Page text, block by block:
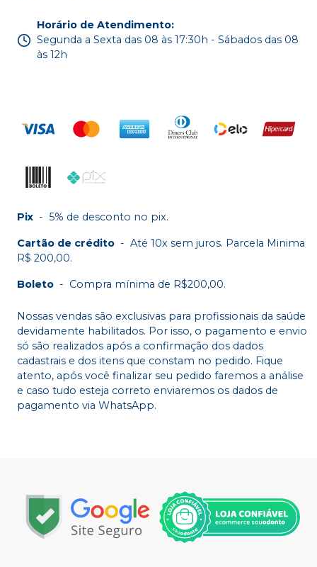
Horário de Atendimento:
Segunda a Sexta das 08 às 17:30h - Sábados das 08
às 12h
Pix - 5% de desconto no pix.
Cartão de crédito - Até 10x sem juros. Parcela Minima
R$ 200,00.
Boleto - Compra mínima de R$200,00.
Nossas vendas são exclusivas para profissionais da saúde
devidamente habilitados. Por isso, o pagamento e envio
só são realizados após a confirmação dos dados
cadastrais e dos itens que constam no pedido. Fique
atento, após você finalizar seu pedido faremos a análise
e caso tudo esteja correto enviaremos os dados de
pagamento via WhatsApp.